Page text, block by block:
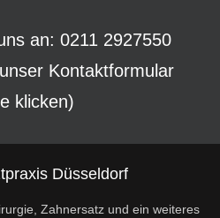
an: 0211 2927550
Kontaktformular
klicken)
Düsseldorf
Zahnersatz und ein weiteres